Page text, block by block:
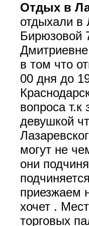
Отдых в
отдыхали в
Бирюзовой
в том что
00 дня до
вопроса
девушкой
могут не
они
приезжаем
хочет .
торговых